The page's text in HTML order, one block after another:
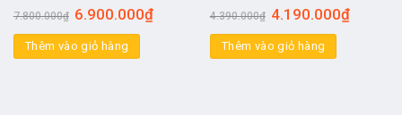
7.800.000₫ 6.900.000₫
Thêm vào giỏ hàng
4.390.000₫ 4.190.000₫
Thêm vào giỏ hàng